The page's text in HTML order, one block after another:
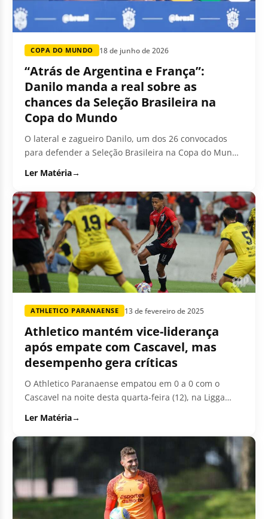
COPA DO MUNDO 18 de junho de 2026
“Atrás de Argentina e França”:
Danilo manda a real sobre as
chances da Seleção Brasileira na
Copa do Mundo
O lateral e zagueiro Danilo, um dos 26 convocados
para defender a Seleção Brasileira na Copa do Mundo
Ler Matéria→
ATHLETICO PARANAENSE 13 de fevereiro de 2025
Athletico mantém vice-liderança
após empate com Cascavel, mas
desempenho gera críticas
O Athletico Paranaense empatou em 0 a 0 com o
Cascavel na noite desta quarta-feira (12), na Ligga
Ler Matéria→